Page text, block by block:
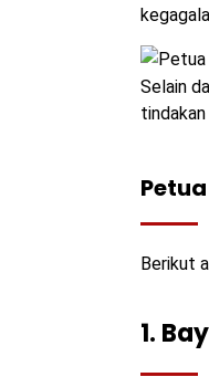
Selain
Berikut
1.